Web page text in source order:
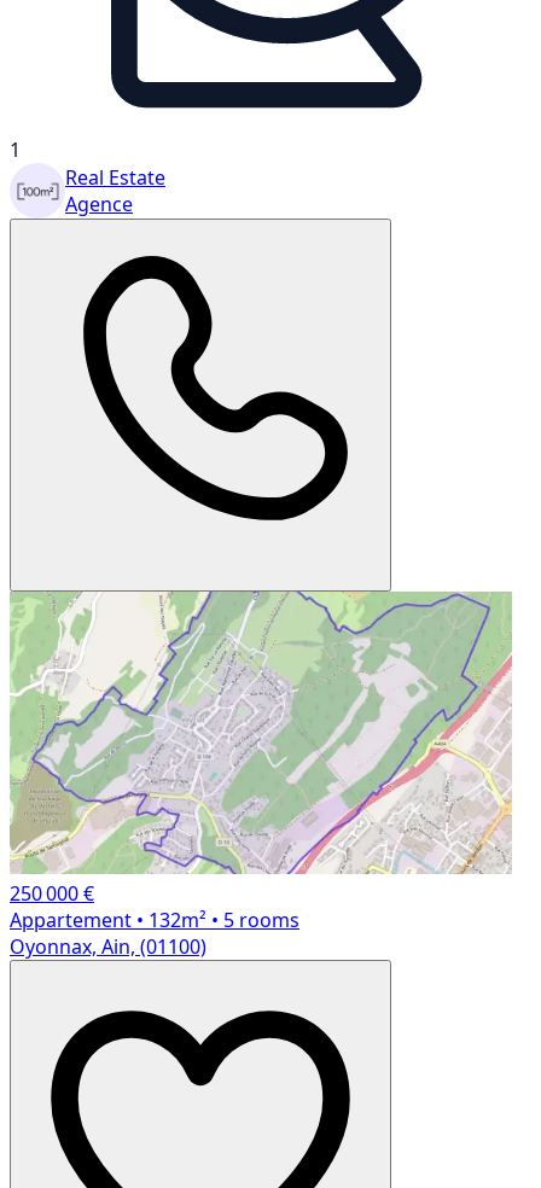
1
Real Estate
Agence
250 000 €
Appartement • 132m² • 5 rooms
Oyonnax, Ain, (01100)